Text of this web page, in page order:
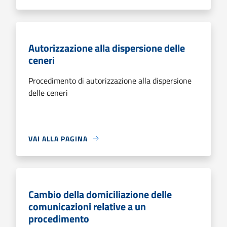
Autorizzazione alla dispersione delle
ceneri
Procedimento di autorizzazione alla dispersione
delle ceneri
VAI ALLA PAGINA
Cambio della domiciliazione delle
comunicazioni relative a un
procedimento